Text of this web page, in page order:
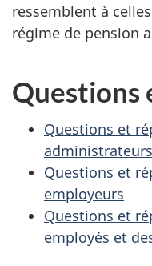
ressemblent à
régime de pension
Questions
Questions et
administrateurs
Questions et
employeurs
Questions et
employés et